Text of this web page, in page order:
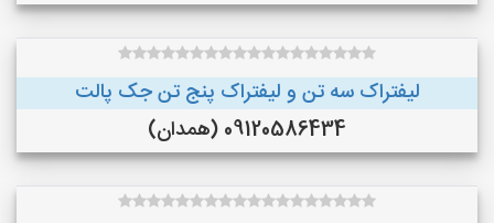
لیفتراک سه تن و لیفتراک پنج تن جک پالت
09120586434 (همدان)